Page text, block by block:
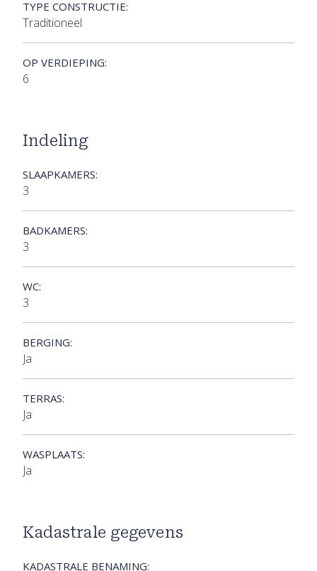
TYPE CONSTRUCTIE:
Traditioneel
OP VERDIEPING:
6
Indeling
SLAAPKAMERS:
3
BADKAMERS:
3
WC:
3
BERGING:
Ja
TERRAS:
Ja
WASPLAATS:
Ja
Kadastrale gegevens
KADASTRALE BENAMING: